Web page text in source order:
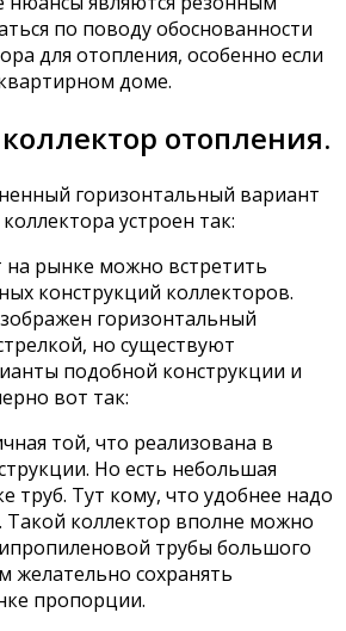
по поводу обоснованности
для отопления, особенно если
доме.
отопления.
горизонтальный вариант
устроен так:
рынке можно встретить
конструкций коллекторов.
горизонтальный
но существуют
подобной конструкции и
вот так:
той, что реализована в
Но есть небольшая
труб. Тут кому, что удобнее надо
Такой коллектор вполне можно
трубы большого
желательно сохранять
пропорции.